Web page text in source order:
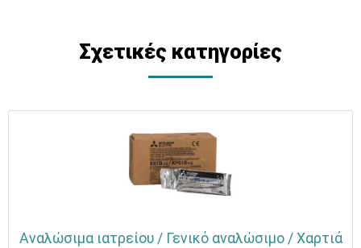
Σχετικές κατηγορίες
Αναλώσιμα ιατρείου / Γενικό αναλώσιμο / Χαρτιά